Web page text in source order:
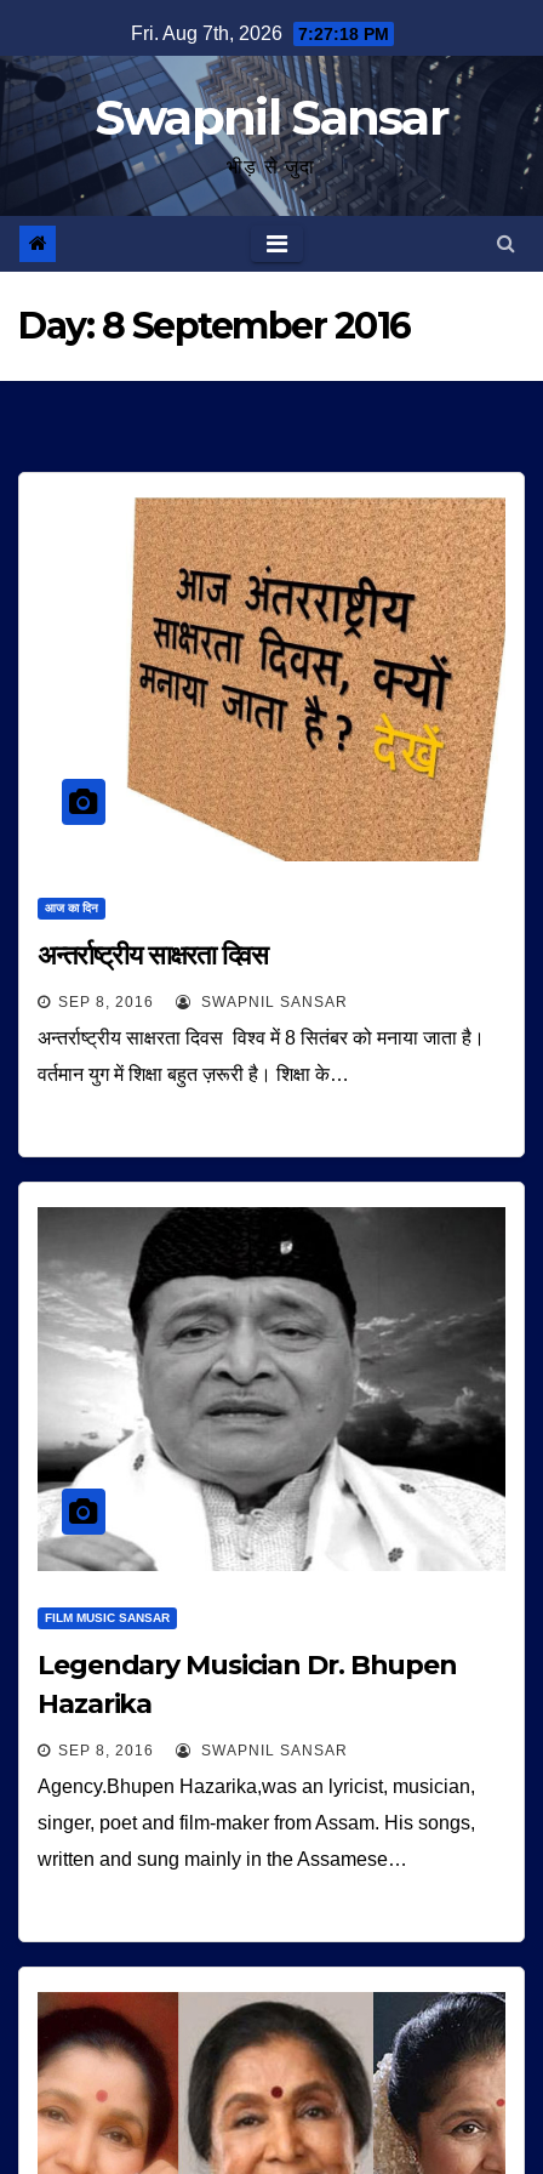
to
content
Fri. Aug 7th, 2026 7:27:19 PM
Swapnil Sansar
भीड़ से जुदा
Day:8 September 2016
आज का दिन
अन्तर्राष्ट्रीय साक्षरता दिवस
SEP 8, 2016 SWAPNIL SANSAR
अन्तर्राष्ट्रीय साक्षरता दिवस विश्व में 8 सितंबर को मनाया जाता है।
वर्तमान युग में शिक्षा बहुत ज़रूरी है। शिक्षा के…
FILM MUSIC SANSAR
Legendary Musician Dr. Bhupen
Hazarika
SEP 8, 2016 SWAPNIL SANSAR
Agency.Bhupen Hazarika,was an lyricist, musician,
singer, poet and film-maker from Assam. His songs,
written and sung mainly in the Assamese…